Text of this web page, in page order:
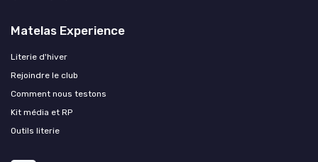
Matelas Experience
Literie d'hiver
Rejoindre le club
Comment nous testons
Kit média et RP
Outils literie